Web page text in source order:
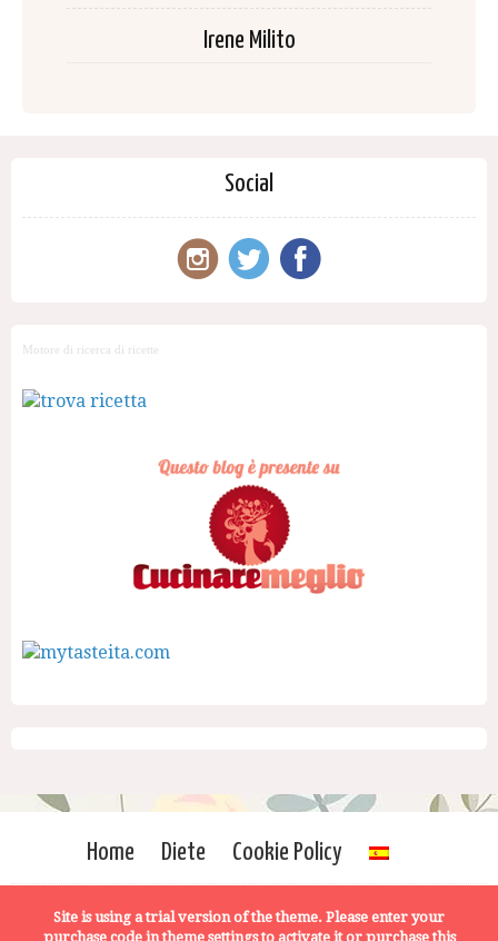
Irene Milito
Social
Motore di ricerca di ricette
Home Diete Cookie Policy
Site is using a trial version of the theme. Please enter your
purchase code in theme settings to activate it or purchase this